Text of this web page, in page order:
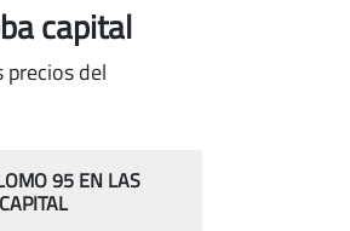
capital
del
95 EN LAS